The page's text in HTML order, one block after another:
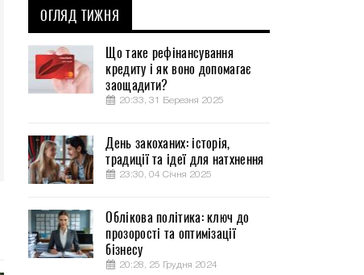
ОГЛЯД ТИЖНЯ
Що таке рефінансування
кредиту і як воно допомагає
заощадити?
20:33, 31 Березня 2025
День закоханих: історія,
традиції та ідеї для натхнення
23:30, 04 Січня 2025
Облікова політика: ключ до
прозорості та оптимізації
бізнесу
20:28, 25 Грудня 2024